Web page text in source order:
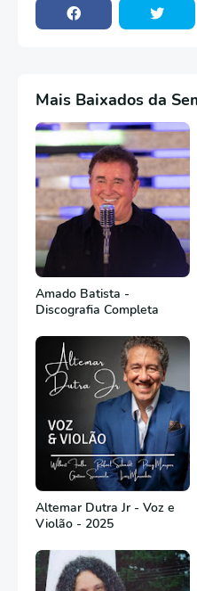
Mais Baixados da
Amado Batista -
Discografia Completa
Altemar Dutra Jr - Voz e
Violão - 2025